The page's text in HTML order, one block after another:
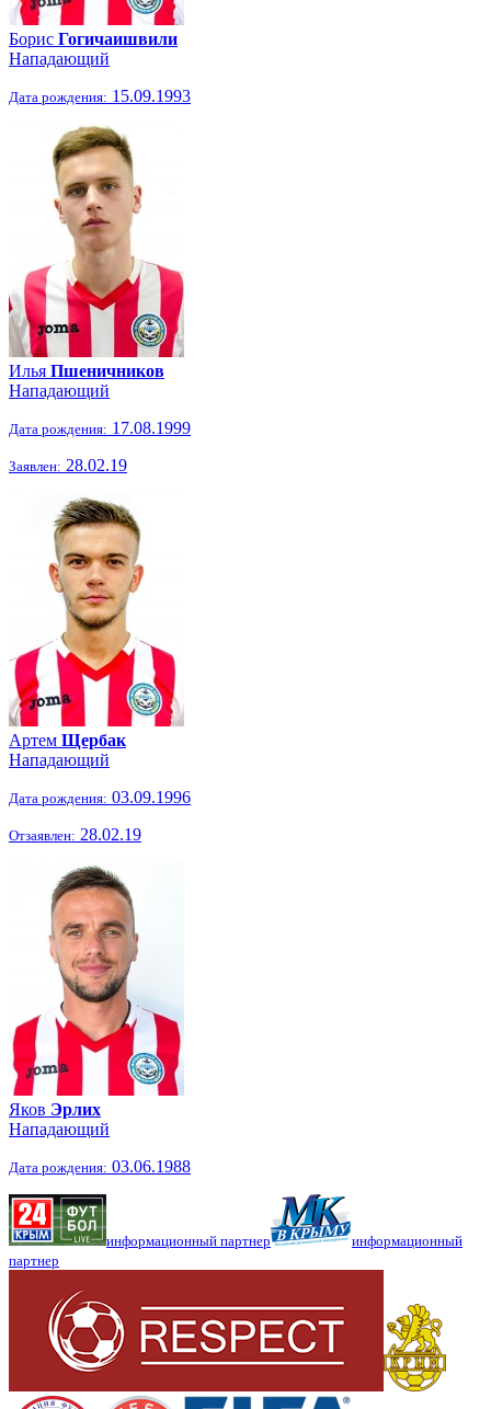
Борис Гогичаишвили
Нападающий
Дата рождения: 15.09.1993
Илья Пшеничников
Нападающий
Дата рождения: 17.08.1999
Заявлен: 28.02.19
Артем Щербак
Нападающий
Дата рождения: 03.09.1996
Отзаявлен: 28.02.19
Яков Эрлих
Нападающий
Дата рождения: 03.06.1988
информационный партнер
информационный
партнер